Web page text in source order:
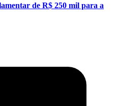
de R$ 250 mil para a